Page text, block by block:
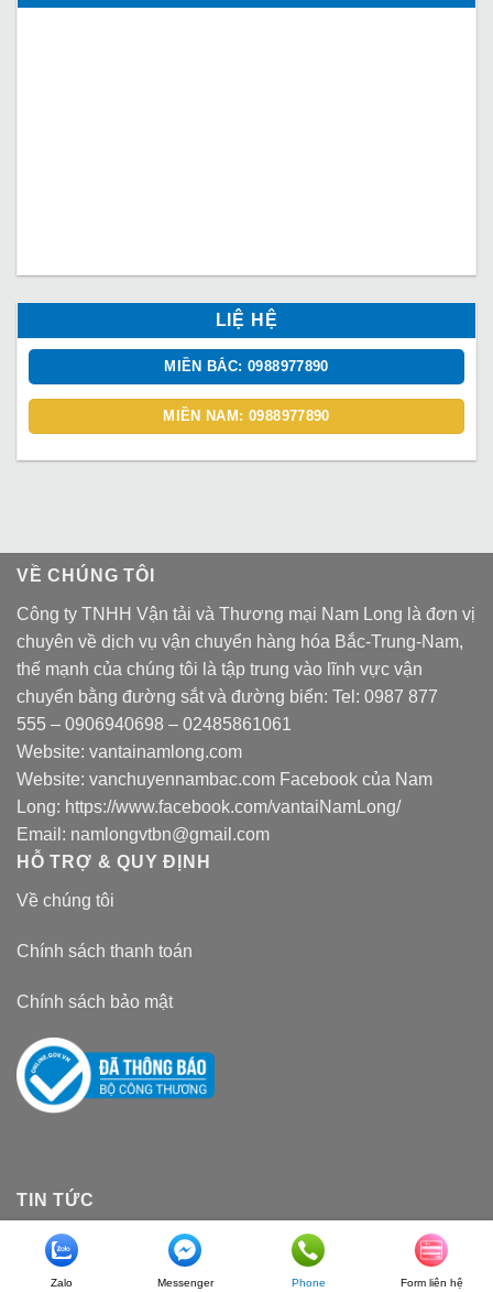
LIỆ HỆ
MIỀN BẮC: 0988977890
MIỀN NAM: 0988977890
VỀ CHÚNG TÔI
Công ty TNHH Vận tải và Thương mại Nam Long là đơn vị
chuyên về dịch vụ vận chuyển hàng hóa Bắc-Trung-Nam,
thế mạnh của chúng tôi là tập trung vào lĩnh vực vận
chuyển bằng đường sắt và đường biển: Tel: 0987 877
555 – 0906940698 – 02485861061
Website: vantainamlong.com
Website: vanchuyennambac.com Facebook của Nam
Long: https://www.facebook.com/vantaiNamLong/
Email: namlongvtbn@gmail.com
HỖ TRỢ & QUY ĐỊNH
Về chúng tôi
Chính sách thanh toán
Chính sách bảo mật
TIN TỨC
Có nên vận chuyển hàng hóa bằng đường sắt, ưu
nhược điểm của nó ra sao?
Zalo Messenger Phone Form liên hệ